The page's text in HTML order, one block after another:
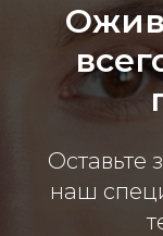
Оставьте
наш